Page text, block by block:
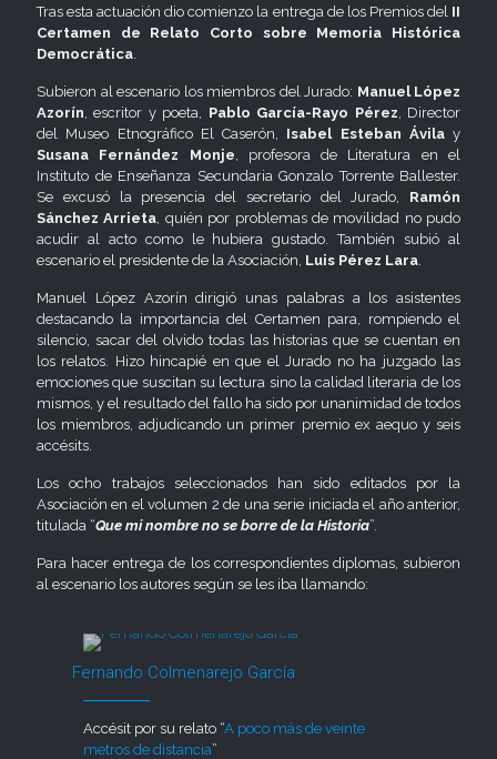
Tras esta actuación dio comienzo la entrega de los Premios del II
Certamen de Relato Corto sobre Memoria Histórica
Democrática
Subieron al escenario los miembros del Jurado: Manuel López
Azorín , escritor y poeta, Pablo García-Rayo Pérez , Director
del Museo Etnográfico El Caserón, Isabel Esteban Ávilay
Susana Fernández Monje , profesora de Literatura en el
Instituto de Enseñanza Secundaria Gonzalo Torrente Ballester.
Se excusó la presencia del secretario del Jurado, Ramón
Sánchez Arrieta , quién por problemas de movilidad no pudo
acudir al acto como le hubiera gustado. También subió al
escenario el presidente de la Asociación, Luis Pérez Lara
Manuel López Azorín dirigió unas palabras a los asistentes
destacando la importancia del Certamen para, rompiendo el
silencio, sacar del olvido todas las historias que se cuentan en
los relatos. Hizo hincapié en que el Jurado no ha juzgado las
emociones que suscitan su lectura sino la calidad literaria de los
mismos, y el resultado del fallo ha sido por unanimidad de todos
los miembros, adjudicando un primer premio ex aequo y seis
accésits.
Los ocho trabajos seleccionados han sido editados por la
Asociación en el volumen 2 de una serie iniciada el año anterior,
titulada “Que mi nombre no se borre de la Historia”.
Para hacer entrega de los correspondientes diplomas, subieron
al escenario los autores según se les iba llamando:
Fernando Colmenarejo García
Accésit por su relato “A poco más de veinte
metros de distancia”